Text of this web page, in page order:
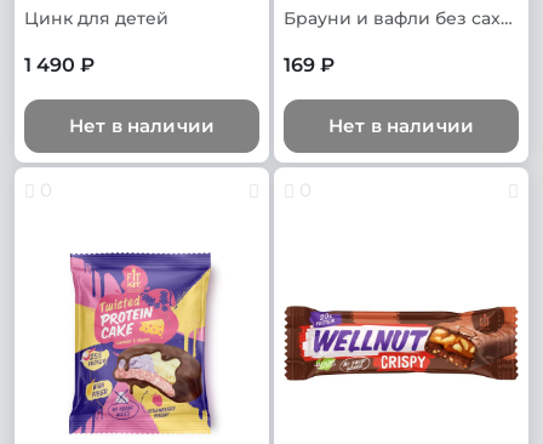
Цинк для детей
1 490 ₽
Нет в наличии
Брауни и вафли без сахара
169 ₽
Нет в наличии
0 0